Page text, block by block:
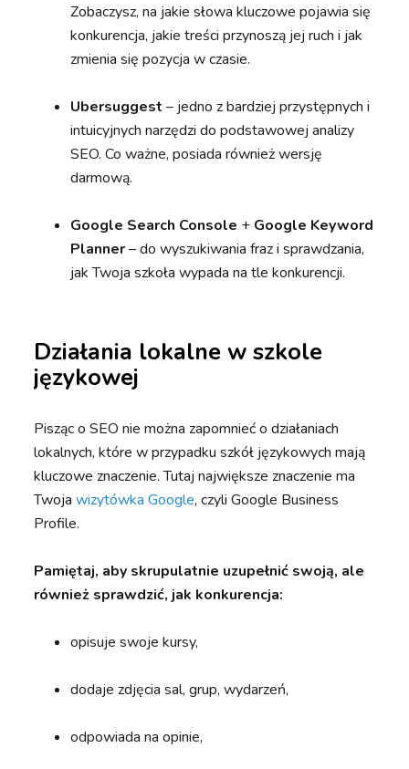
Zobaczysz, na jakie słowa kluczowe pojawia się
konkurencja, jakie treści przynoszą jej ruch i jak
zmienia się pozycja w czasie.
Ubersuggest – jedno z bardziej przystępnych i
intuicyjnych narzędzi do podstawowej analizy
SEO. Co ważne, posiada również wersję
darmową.
Google Search Console + Google Keyword
Planner– do wyszukiwania fraz i sprawdzania,
jak Twoja szkoła wypada na tle konkurencji.
Działania lokalne w szkole
językowej
Pisząc o SEO nie można zapomnieć o działaniach
lokalnych, które w przypadku szkół językowych mają
kluczowe znaczenie. Tutaj największe znaczenie ma
Twojawizytówka Google, czyli Google Business
Profile.
Pamiętaj, aby skrupulatnie uzupełnić swoją, ale
również sprawdzić, jak konkurencja:
opisuje swoje kursy,
dodaje zdjęcia sal, grup, wydarzeń,
odpowiada na opinie,